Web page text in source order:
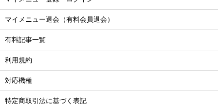
マイメニュー退会（有料会員退会）
有料記事一覧
利用規約
対応機種
特定商取引法に基づく表記